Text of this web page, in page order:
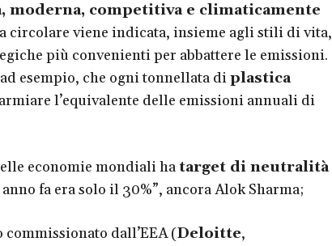
moderna, competitiva e climaticamente
circolare viene indicata, insieme agli stili di vita,
più convenienti per abbattere le emissioni.
esempio, che ogni tonnellata diplastica
l’equivalente delle emissioni annuali di
mondiali ha target di neutralità
fa era solo il 30%”, ancora Alok Sharma;
dall’EEA (Deloitte,